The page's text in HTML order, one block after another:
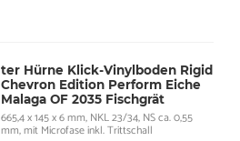
ter Hürne Klick-Vinylboden Rigid
Chevron Edition Perform Eiche
Malaga OF 2035 Fischgrät
665,4 x 145 x 6 mm, NKL 23/34, NS ca. 0,55
mm, mit Microfase inkl. Trittschall